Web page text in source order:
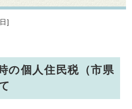
]
の個人住民税（市県